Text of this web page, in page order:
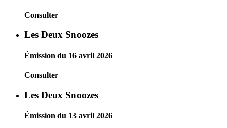
Consulter
Les Deux Snoozes
Émission du 16 avril 2026
Consulter
Les Deux Snoozes
Émission du 13 avril 2026